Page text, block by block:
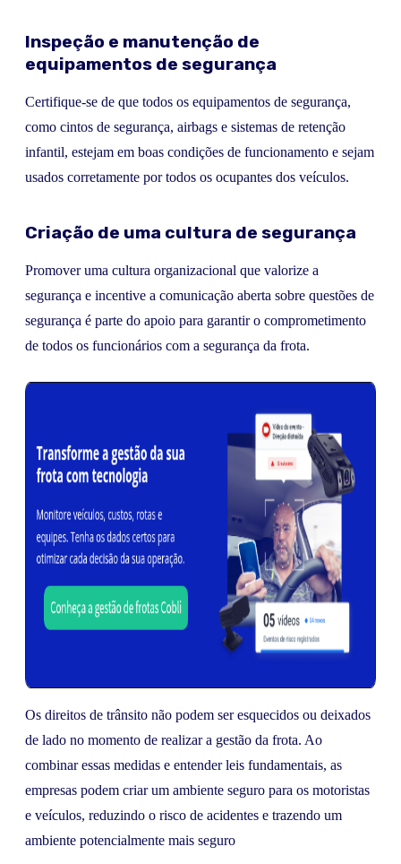
Inspeção e manutenção de
equipamentos de segurança
Certifique-se de que todos os equipamentos de segurança,
como cintos de segurança, airbags e sistemas de retenção
infantil, estejam em boas condições de funcionamento e sejam
usados corretamente por todos os ocupantes dos veículos.
Criação de uma cultura de segurança
Promover uma cultura organizacional que valorize a
segurança e incentive a comunicação aberta sobre questões de
segurança é parte do apoio para garantir o comprometimento
de todos os funcionários com a segurança da frota.
Os direitos de trânsito não podem ser esquecidos ou deixados
de lado no momento de realizar a gestão da frota. Ao
combinar essas medidas e entender leis fundamentais, as
empresas podem criar um ambiente seguro para os motoristas
e veículos, reduzindo o risco de acidentes e trazendo um
ambiente potencialmente mais seguro